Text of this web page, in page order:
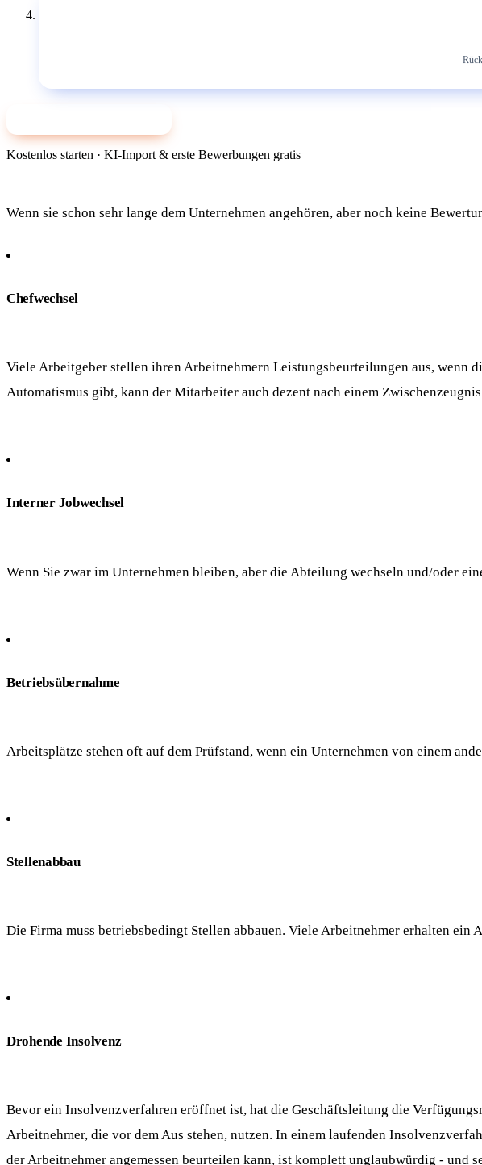
Kostenlos starten · KI-Import & erste Bewerbungen gratis
Wenn sie schon sehr lange dem Unternehmen angehören, aber noch keine
Chefwechsel
Viele Arbeitgeber stellen ihren Arbeitnehmern Leistungsbeurteilungen aus, wenn
Automatismus gibt, kann der Mitarbeiter auch dezent nach einem
Interner Jobwechsel
Wenn Sie zwar im Unternehmen bleiben, aber die Abteilung wechseln und/oder
Betriebsübernahme
Arbeitsplätze stehen oft auf dem Prüfstand, wenn ein Unternehmen von einem
Stellenabbau
Die Firma muss betriebsbedingt Stellen abbauen. Viele Arbeitnehmer erhalten ein
Drohende Insolvenz
Bevor ein Insolvenzverfahren eröffnet ist, hat die Geschäftsleitung die
Arbeitnehmer, die vor dem Aus stehen, nutzen. In einem laufenden
der Arbeitnehmer angemessen beurteilen kann, ist komplett unglaubwürdig - und